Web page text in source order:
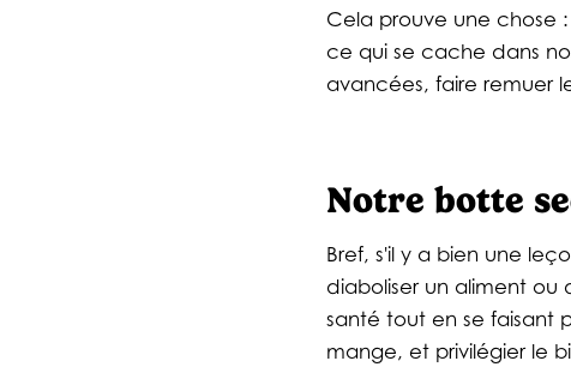
Cela prouve une chose
ce qui se cache dans
avancées, faire remuer
Notre botte
Bref, s'il y a bien une
diaboliser un aliment ou
santé tout en se faisant
mange, et privilégier le